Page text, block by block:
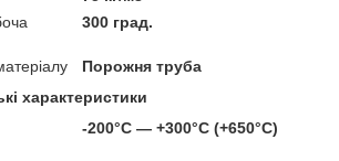
300 град.
Порожня труба
характеристики
-200°С — +300°С (+650°С)